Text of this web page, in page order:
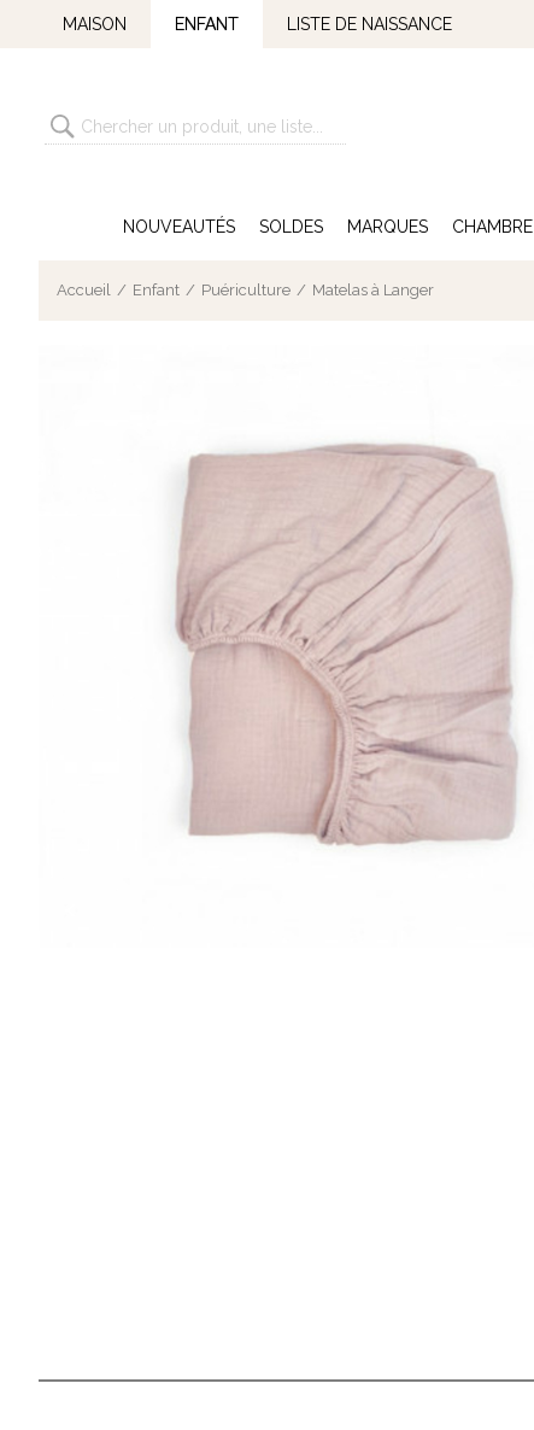
MAISON ENFANT LISTE DE NAISSANCE
NOUVEAUTÉS SOLDES MARQUES CHAMBRE
Accueil Enfant Puériculture Matelas à Langer